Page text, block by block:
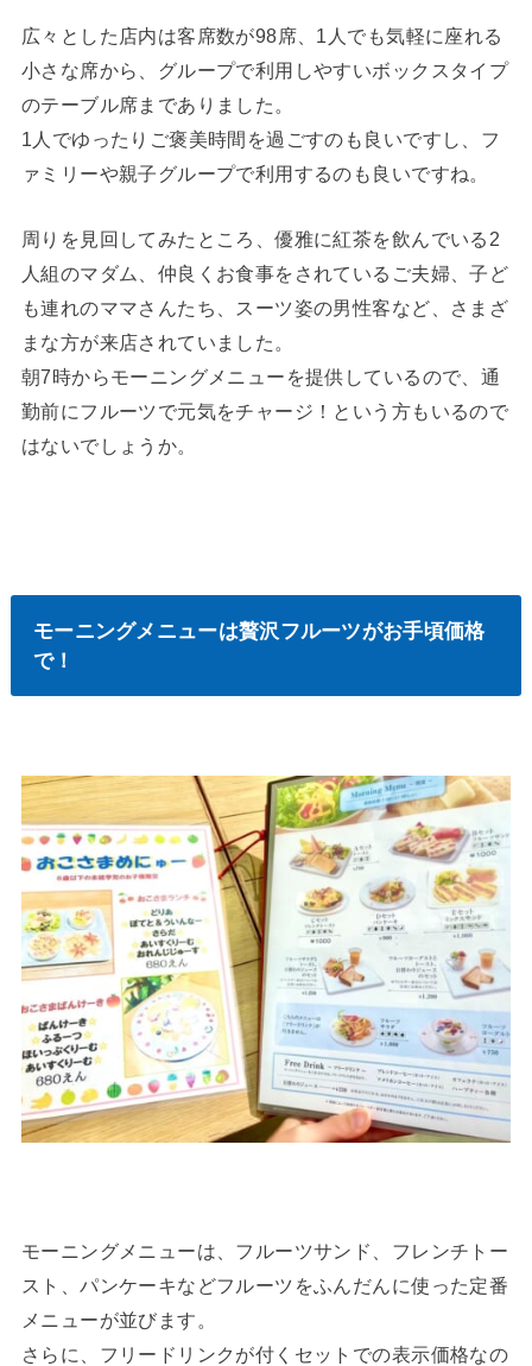
広々とした店内は客席数が98席、1人でも気軽に座れる
小さな席から、グループで利用しやすいボックスタイプ
のテーブル席までありました。
1人でゆったりご褒美時間を過ごすのも良いですし、フ
ァミリーや親子グループで利用するのも良いですね。
周りを見回してみたところ、優雅に紅茶を飲んでいる2
人組のマダム、仲良くお食事をされているご夫婦、子ど
も連れのママさんたち、スーツ姿の男性客など、さまざ
まな方が来店されていました。
朝7時からモーニングメニューを提供しているので、通
勤前にフルーツで元気をチャージ！という方もいるので
はないでしょうか。
モーニングメニューは贅沢フルーツがお手頃価格
で！
モーニングメニューは、フルーツサンド、フレンチトー
スト、パンケーキなどフルーツをふんだんに使った定番
メニューが並びます。
さらに、フリードリンクが付くセットでの表示価格なの